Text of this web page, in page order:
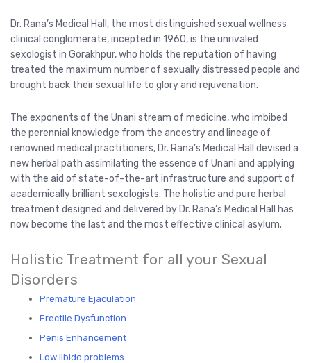
Dr. Rana’s Medical Hall, the most distinguished sexual wellness
clinical conglomerate, incepted in 1960, is the unrivaled
sexologist in Gorakhpur, who holds the reputation of having
treated the maximum number of sexually distressed people and
brought back their sexual life to glory and rejuvenation.
The exponents of the Unani stream of medicine, who imbibed
the perennial knowledge from the ancestry and lineage of
renowned medical practitioners, Dr. Rana’s Medical Hall devised a
new herbal path assimilating the essence of Unani and applying
with the aid of state-of-the-art infrastructure and support of
academically brilliant sexologists. The holistic and pure herbal
treatment designed and delivered by Dr. Rana’s Medical Hall has
now become the last and the most effective clinical asylum.
Holistic Treatment for all your Sexual
Disorders
Premature Ejaculation
Erectile Dysfunction
Penis Enhancement
Low libido problems